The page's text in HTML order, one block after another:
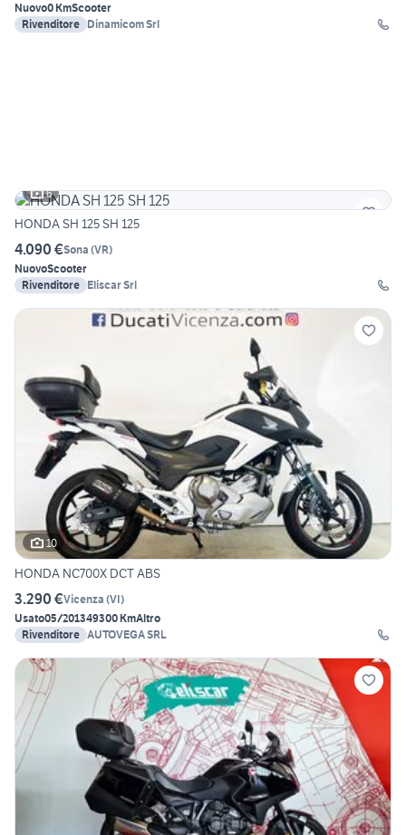
Nuovo0 KmScooter
Rivenditore Dinamicom Srl
6
HONDA SH 125 SH 125
4.090 €Sona (VR)
NuovoScooter
Rivenditore Eliscar Srl
10
HONDA NC700X DCT ABS
3.290 €Vicenza (VI)
Usato05/201349300 KmAltro
Rivenditore AUTOVEGA SRL